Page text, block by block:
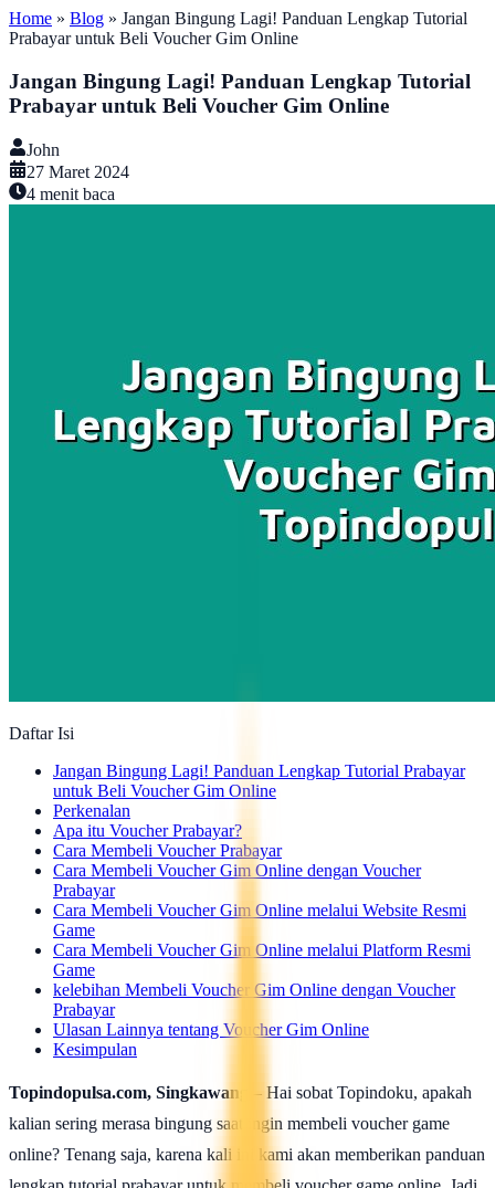
Home » Blog » Jangan Bingung Lagi! Panduan Lengkap Tutorial
Prabayar untuk Beli Voucher Gim Online
Jangan Bingung Lagi! Panduan Lengkap Tutorial
Prabayar untuk Beli Voucher Gim Online
John
27 Maret 2024
4 menit baca
Daftar Isi
Jangan Bingung Lagi! Panduan Lengkap Tutorial Prabayar
untuk Beli Voucher Gim Online
Perkenalan
Apa itu Voucher Prabayar?
Cara Membeli Voucher Prabayar
Cara Membeli Voucher Gim Online dengan Voucher
Prabayar
Cara Membeli Voucher Gim Online melalui Website Resmi
Game
Cara Membeli Voucher Gim Online melalui Platform Resmi
Game
kelebihan Membeli Voucher Gim Online dengan Voucher
Prabayar
Ulasan Lainnya tentang Voucher Gim Online
Kesimpulan
Topindopulsa.com, Singkawang
– Hai sobat Topindoku, apakah
kalian sering merasa bingung saat ingin membeli voucher game
online? Tenang saja, karena kali ini kami akan memberikan panduan